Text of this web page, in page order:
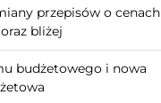
przepisów o cenach
bliżej
budżetowego i nowa